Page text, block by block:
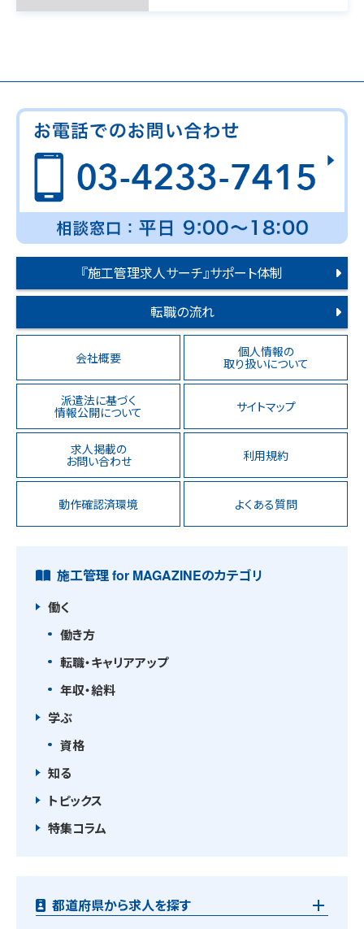
『施工管理求人サーチ』サポート体制
転職の流れ
会社概要 個人情報の
取り扱いについて
派遣法に基づく
情報公開について サイトマップ
求人掲載の
お問い合わせ 利用規約
動作確認済環境 よくある質問
施工管理 for MAGAZINEのカテゴリ
働く
働き方
転職・キャリアアップ
年収・給料
学ぶ
資格
知る
トピックス
特集コラム
都道府県から求人を探す